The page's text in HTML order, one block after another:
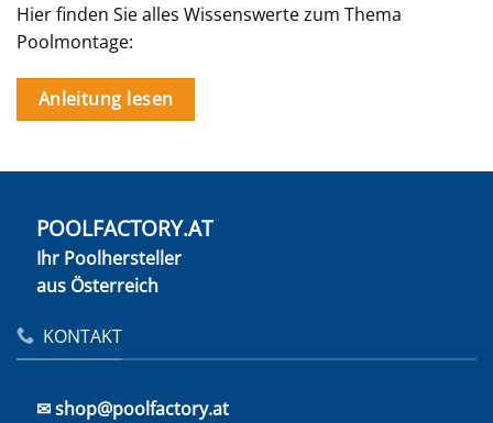
Hier finden Sie alles Wissenswerte zum Thema
Poolmontage:
Anleitung lesen
POOLFACTORY.AT
Ihr Poolhersteller
aus Österreich
KONTAKT
✉ shop@poolfactory.at